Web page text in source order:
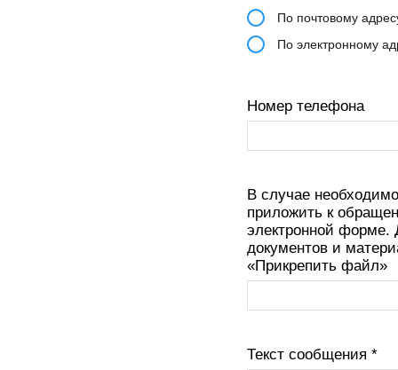
По почтовому
По электронному
Номер телефона
В случае
приложить к
электронной
документов и
«Прикрепить файл»
Текст сообщения *